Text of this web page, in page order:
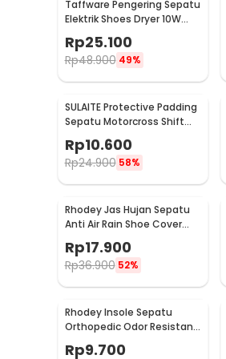
Taffware Pengering Sepatu
Elektrik Shoes Dryer 10W
Rp25.100
Rp48.900 49%
SULAITE Protective Padding
Sepatu Motorcross Shift
Pad 1 PCS - GT-106
Rp10.600
Rp24.900 58%
Rhodey Jas Hujan Sepatu
Anti Air Rain Shoe Cover
Rp17.900
Rp36.900 52%
Rhodey Insole Sepatu
Orthopedic Odor Resistant
Rp9.700